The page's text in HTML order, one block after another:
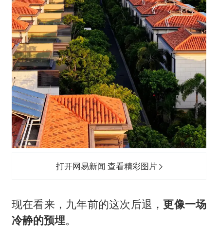
打开网易新闻 查看精彩图片
现在看来，九年前的这次后退， 更像一场
冷静的预埋。